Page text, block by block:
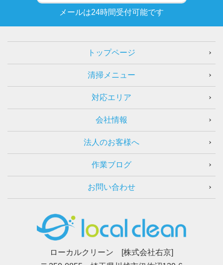
メールは24時間受付可能です
トップページ
清掃メニュー
対応エリア
会社情報
法人のお客様へ
作業ブログ
お問い合わせ
ローカルクリーン [株式会社右京]